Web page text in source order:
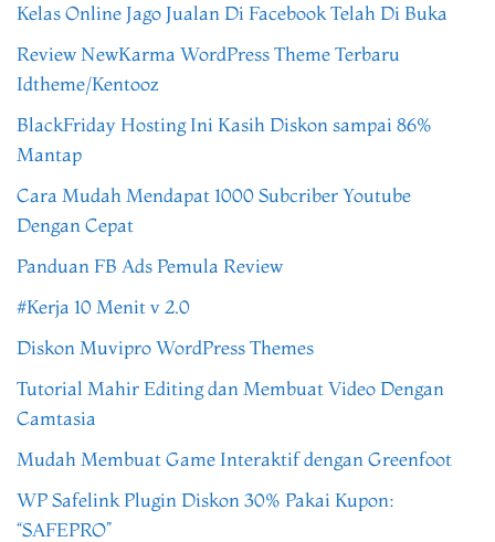
Kelas Online Jago Jualan Di Facebook Telah Di Buka
Review NewKarma WordPress Theme Terbaru
Idtheme/Kentooz
BlackFriday Hosting Ini Kasih Diskon sampai 86%
Mantap
Cara Mudah Mendapat 1000 Subcriber Youtube
Dengan Cepat
Panduan FB Ads Pemula Review
#Kerja 10 Menit v 2.0
Diskon Muvipro WordPress Themes
Tutorial Mahir Editing dan Membuat Video Dengan
Camtasia
Mudah Membuat Game Interaktif dengan Greenfoot
WP Safelink Plugin Diskon 30% Pakai Kupon:
“SAFEPRO”